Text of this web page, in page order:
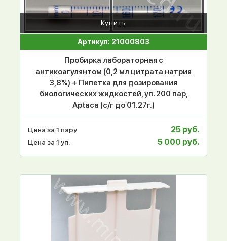
Купить
Артикул: 21000803
Пробирка лабораторная с
антикоагулянтом (0,2 мл цитрата натрия
3,8%) + Пипетка для дозирования
биологических жидкостей, уп. 200 пар,
Aptaca (с/г до 01.27г.)
Цена за 1 пару 25 руб.
Цена за 1 уп. 5 000 руб.